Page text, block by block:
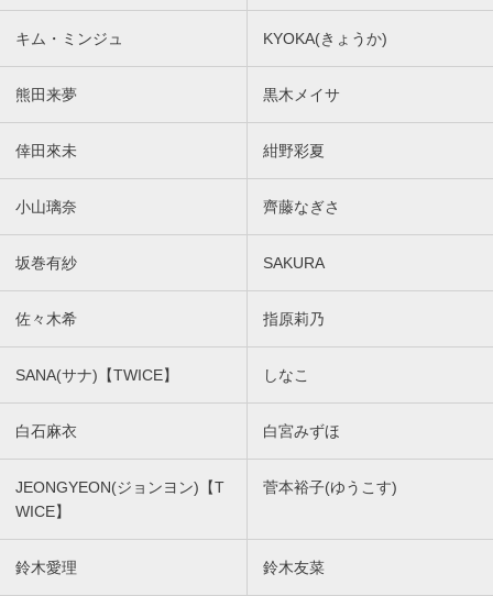
キム・ミンジュ KYOKA(きょうか)
熊田来夢 黒木メイサ
倖田來未 紺野彩夏
小山璃奈 齊藤なぎさ
坂巻有紗 SAKURA
佐々木希 指原莉乃
SANA(サナ)【TWICE】 しなこ
白石麻衣 白宮みずほ
JEONGYEON(ジョンヨン)【T
WICE】
菅本裕子(ゆうこす)
鈴木愛理 鈴木友菜